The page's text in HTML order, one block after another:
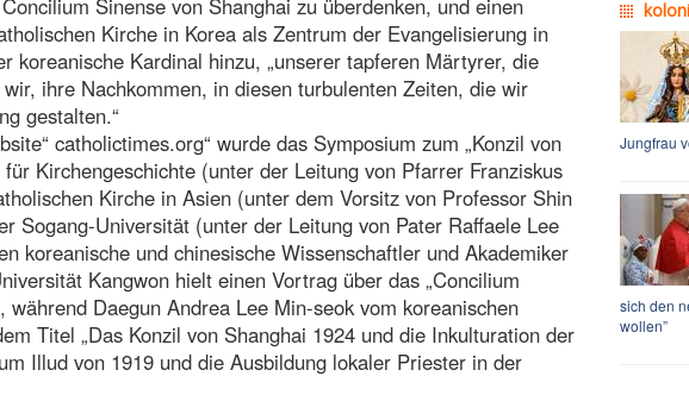
Sinense von Shanghai zu überdenken, und einen
Kirche in Korea als Zentrum der Evangelisierung in
koreanische Kardinal hinzu, „unserer tapferen Märtyrer, die
ihre Nachkommen, in diesen turbulenten Zeiten, die wir
gestalten.“
catholictimes.org“ wurde das Symposium zum „Konzil von
Kirchengeschichte (unter der Leitung von Pfarrer Franziskus
Kirche in Asien (unter dem Vorsitz von Professor Shin
Sogang-Universität (unter der Leitung von Pater Raffaele Lee
koreanische und chinesische Wissenschaftler und Akademiker
Kangwon hielt einen Vortrag über das „Concilium
Daegun Andrea Lee Min-seok vom koreanischen
Titel „Das Konzil von Shanghai 1924 und die Inkulturation der
Illud von 1919 und die Ausbildung lokaler Priester in der
Jungfrau
sich den
wollen”